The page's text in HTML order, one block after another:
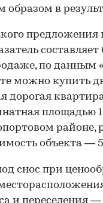
образом в
предложения
по данным
можно купить
дорогая
площадью
районе,
объекта —
снос при